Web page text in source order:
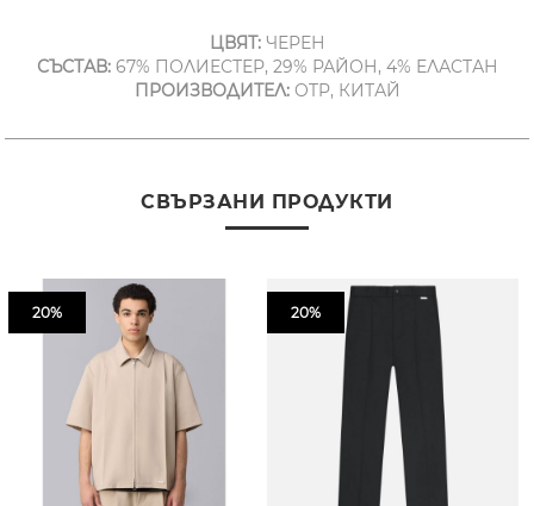
ЦВЯТ:ЧЕРЕН
СЪСТАВ:67% ПОЛИЕСТЕР, 29% РАЙОН, 4% ЕЛАСТАН
ПРОИЗВОДИТЕЛ:OTP, КИТАЙ
СВЪРЗАНИ ПРОДУКТИ
20% 20%